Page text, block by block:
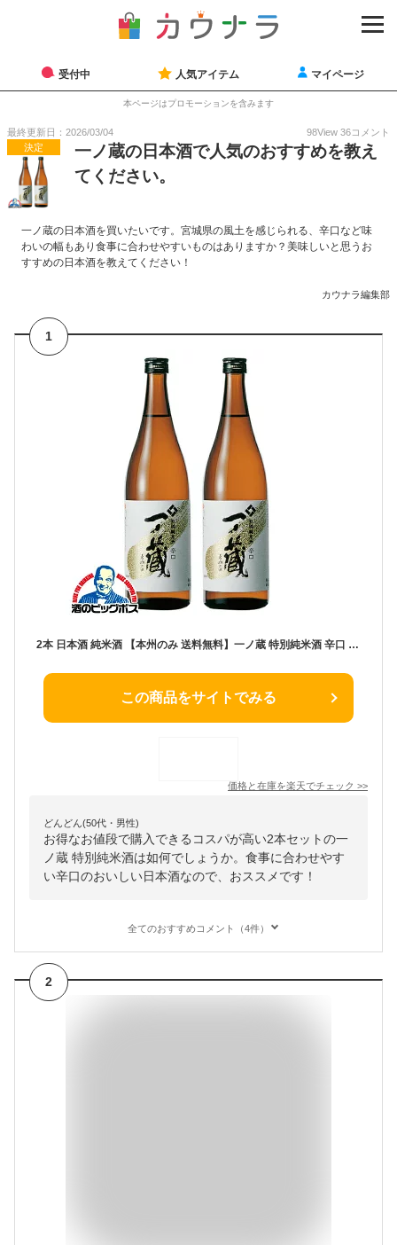
受付中 人気アイテム マイページ
本ページはプロモーションを含みます
最終更新日：2026/03/04 98View 36コメント
決定
一ノ蔵の日本酒で人気のおすすめを教え
てください。
一ノ蔵の日本酒を買いたいです。宮城県の風土を感じられる、辛口など味
わいの幅もあり食事に合わせやすいものはありますか？美味しいと思うお
すすめの日本酒を教えてください！
カウナラ編集部
1
2本 日本酒 純米酒 【本州のみ 送料無料】一ノ蔵 特別純米酒 辛口 720ml×2本《002》宮城県『HSH』
この商品をサイトでみる
価格と在庫を楽天でチェック >>
どんどん(50代・男性)
お得なお値段で購入できるコスパが高い2本セットの一
ノ蔵 特別純米酒は如何でしょうか。食事に合わせやす
い辛口のおいしい日本酒なので、おススメです！
全てのおすすめコメント（4件）
2